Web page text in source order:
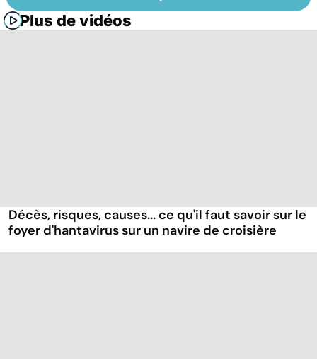
Plus de vidéos
Décès, risques, causes... ce qu'il faut savoir sur le
foyer d'hantavirus sur un navire de croisière